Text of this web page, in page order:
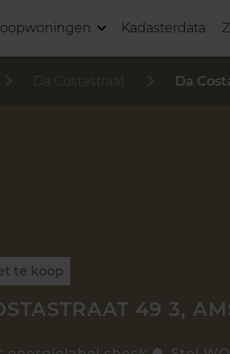
Kadasterdata
Da Costastraat Da
te koop
49 3,